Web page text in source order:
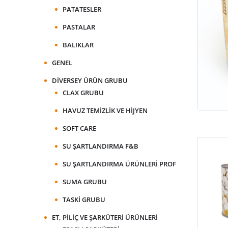
PATATESLER
PASTALAR
BALIKLAR
GENEL
DIVERSEY ÜRÜN GRUBU
CLAX GRUBU
HAVUZ TEMIZLIK VE HIJYEN
SOFT CARE
SU ŞARTLANDIRMA F&B
SU ŞARTLANDIRMA ÜRÜNLERI PROF
SUMA GRUBU
TASKI GRUBU
ET, PILIÇ VE ŞARKÜTERI ÜRÜNLERI